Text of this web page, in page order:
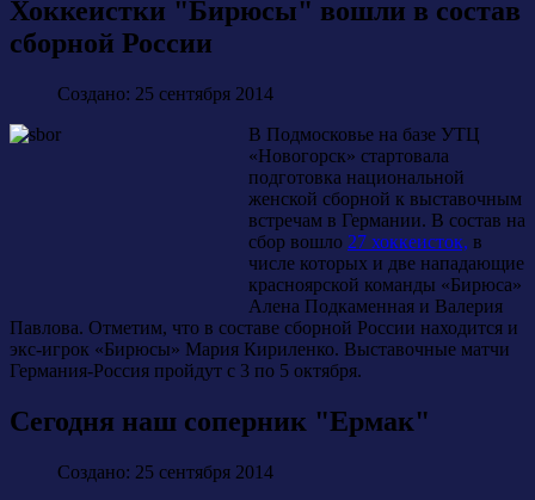
Хоккеистки "Бирюсы" вошли в состав
сборной России
Создано: 25 сентября 2014
В Подмосковье на базе УТЦ
«Новогорск» стартовала
подготовка национальной
женской сборной к выставочным
встречам в Германии. В состав на
сбор вошло 27 хоккеисток, в
числе которых и две нападающие
красноярской команды «Бирюса»
Алена Подкаменная и Валерия
Павлова. Отметим, что в составе сборной России находится и
экс-игрок «Бирюсы» Мария Кириленко. Выставочные матчи
Германия-Россия пройдут с 3 по 5 октября.
Сегодня наш соперник "Ермак"
Создано: 25 сентября 2014